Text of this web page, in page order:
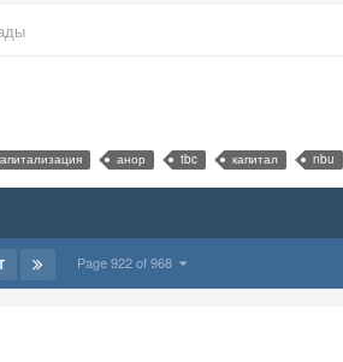
анор tbc капитал nbu
Page 922 of 968